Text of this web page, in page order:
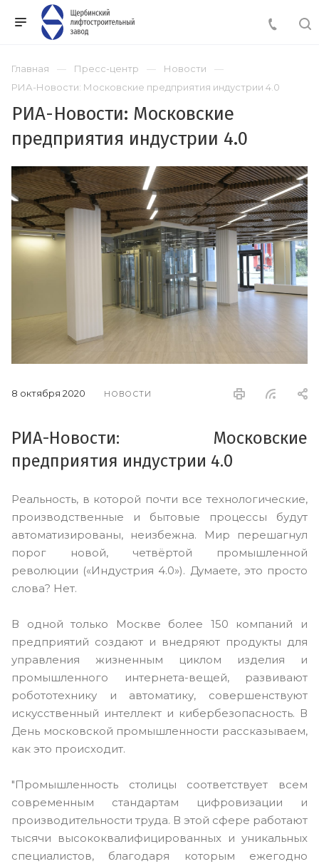
Главная Пресс-центр
Новости
РИА-Новости: Московские предприятия индустрии 4.0
РИА-Новости: Московские
предприятия индустрии 4.0
8 октября 2020 НОВОСТИ
РИА-Новости: Московские
предприятия индустрии 4.0
Реальность, в которой почти все технологические,
производственные и бытовые процессы будут
автоматизированы, неизбежна. Мир перешагнул
порог новой, четвёртой промышленной
революции («Индустрия 4.0»). Думаете, это просто
слова? Нет.
В одной только Москве более 150 компаний и
предприятий создают и внедряют продукты для
управления жизненным циклом изделия и
промышленного интернета-вещей, развивают
робототехнику и автоматику, совершенствуют
искусственный интеллект и кибербезопасность. В
День московской промышленности рассказываем,
как это происходит.
"Промышленность столицы соответствует всем
современным стандартам цифровизации и
производительности труда. В этой сфере работают
тысячи высококвалифицированных и уникальных
специалистов, благодаря которым ежегодно